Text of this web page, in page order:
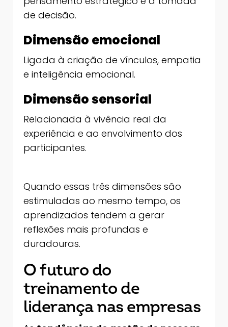
de decisão.
Dimensão emocional
Ligada à criação de vínculos, empatia
e inteligência emocional.
Dimensão sensorial
Relacionada à vivência real da
experiência e ao envolvimento dos
participantes.
Quando essas três dimensões são
estimuladas ao mesmo tempo, os
aprendizados tendem a gerar
reflexões mais profundas e
duradouras.
O futuro do
treinamento de
liderança nas empresas